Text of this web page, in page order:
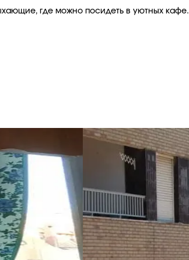
где можно посидеть в уютных кафе.